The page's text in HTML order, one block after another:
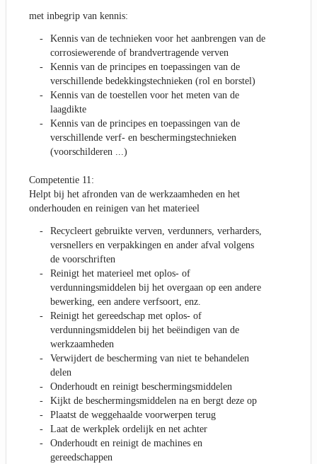
met inbegrip van kennis:
Kennis van de technieken voor het aanbrengen van de
corrosiewerende of brandvertragende verven
Kennis van de principes en toepassingen van de
verschillende bedekkingstechnieken (rol en borstel)
Kennis van de toestellen voor het meten van de
laagdikte
Kennis van de principes en toepassingen van de
verschillende verf- en beschermingstechnieken
(voorschilderen ...)
Competentie 11:
Helpt bij het afronden van de werkzaamheden en het
onderhouden en reinigen van het materieel
Recycleert gebruikte verven, verdunners, verharders,
versnellers en verpakkingen en ander afval volgens
de voorschriften
Reinigt het materieel met oplos- of
verdunningsmiddelen bij het overgaan op een andere
bewerking, een andere verfsoort, enz.
Reinigt het gereedschap met oplos- of
verdunningsmiddelen bij het beëindigen van de
werkzaamheden
Verwijdert de bescherming van niet te behandelen
delen
Onderhoudt en reinigt beschermingsmiddelen
Kijkt de beschermingsmiddelen na en bergt deze op
Plaatst de weggehaalde voorwerpen terug
Laat de werkplek ordelijk en net achter
Onderhoudt en reinigt de machines en
gereedschappen